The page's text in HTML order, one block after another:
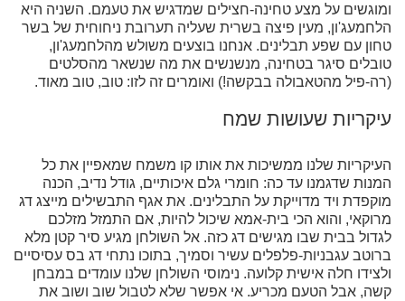
ומוגשים על מצע טחינה-חצילים שמדגיש את טעמם. השניה היא
הלחמעג'ון, מעין פיצה בשרית שעליה תערובת ניחוחית של בשר
טחון עם שפע תבלינים. אנחנו בוצעים משולש מהלחמעג'ון,
טובלים סיגר בטחינה, מנשנשים את מה שנשאר מהסלטים
(רה-פיל מהטאבולה בבקשה!) ואומרים זה לזו: טוב, טוב מאוד.
עיקריות שעושות שמח
העיקריות שלנו ממשיכות את אותו קו משמח שמאפיין את כל
המנות שדגמנו עד כה: חומרי גלם איכותיים, גודל נדיב, הכנה
מוקפדת ויד מדוייקת על התבלינים. את אגף התבשילים מייצג דג
מרוקאי, והוא הכי בית-אמא שיכול להיות, אם התמזל מזלכם
לגדול בבית שבו מגישים דג כזה. אל השולחן מגיע סיר קטן מלא
ברוטב עגבניות-פלפלים עשיר וסמיך, בתוכו נתחי דג בס עסיסיים
ולצידו חלה אישית קלועה. נימוסי השולחן שלנו עומדים במבחן
קשה, אבל הטעם מכריע. אי אפשר שלא לטבול שוב ושוב את